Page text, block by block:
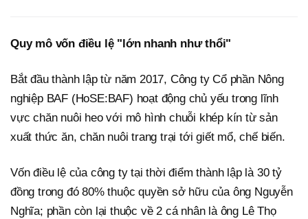
Quy mô vốn điều lệ "lớn nhanh như thổi"
Bắt đầu thành lập từ năm 2017, Công ty Cổ phần Nông
nghiệp BAF (HoSE:BAF) hoạt động chủ yếu trong lĩnh
vực chăn nuôi heo với mô hình chuỗi khép kín từ sản
xuất thức ăn, chăn nuôi trang trại tới giết mổ, chế biến.
Vốn điều lệ của công ty tại thời điểm thành lập là 30 tỷ
đồng trong đó 80% thuộc quyền sở hữu của ông Nguyễn
Nghĩa; phần còn lại thuộc về 2 cá nhân là ông Lê Thọ